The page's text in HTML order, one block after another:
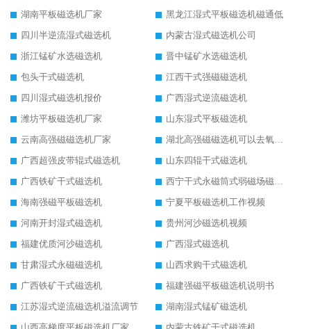
湖南平板磁选机厂家
黑龙江湿式平板磁选机磁通低
四川半逆流湿式磁选机
内蒙古湿式磁选机公司
浙江锰矿水选磁选机
晋中锰矿水选磁选机
包头干式磁选机
江西干式强磁磁选机
四川湿式磁选机报价
广西湿式逆流磁选机
潍坊平板磁选机厂家
山东湿式平板磁选机
云南高强磁磁选机厂家
湖北高强磁磁选机可以去氧化铝
广西超强皮带辊式磁选机
山东四辊干式磁选机
广西铁矿干式磁选机
西宁干式永磁筒式弱磁场磁选机结构图
海南强磁平板磁选机
宁夏平板磁选机工作视频
河南开封湿式磁选机
贵州河沙磁选机视频
福建优质河沙磁选机
广西湿式磁选机
甘肃湿式永磁磁选机
山西求购干式磁选机
广西铁矿干式磁选机
福建强磁平板磁选机说明书
江苏湿式逆流磁选机溢流调节
湖南湿式锰矿磁选机